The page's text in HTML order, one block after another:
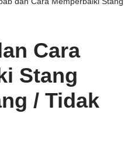
Cara
Stang
/ Tidak